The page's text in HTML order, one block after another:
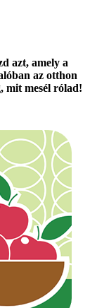
azt, amely a
az otthon
mit mesél rólad!